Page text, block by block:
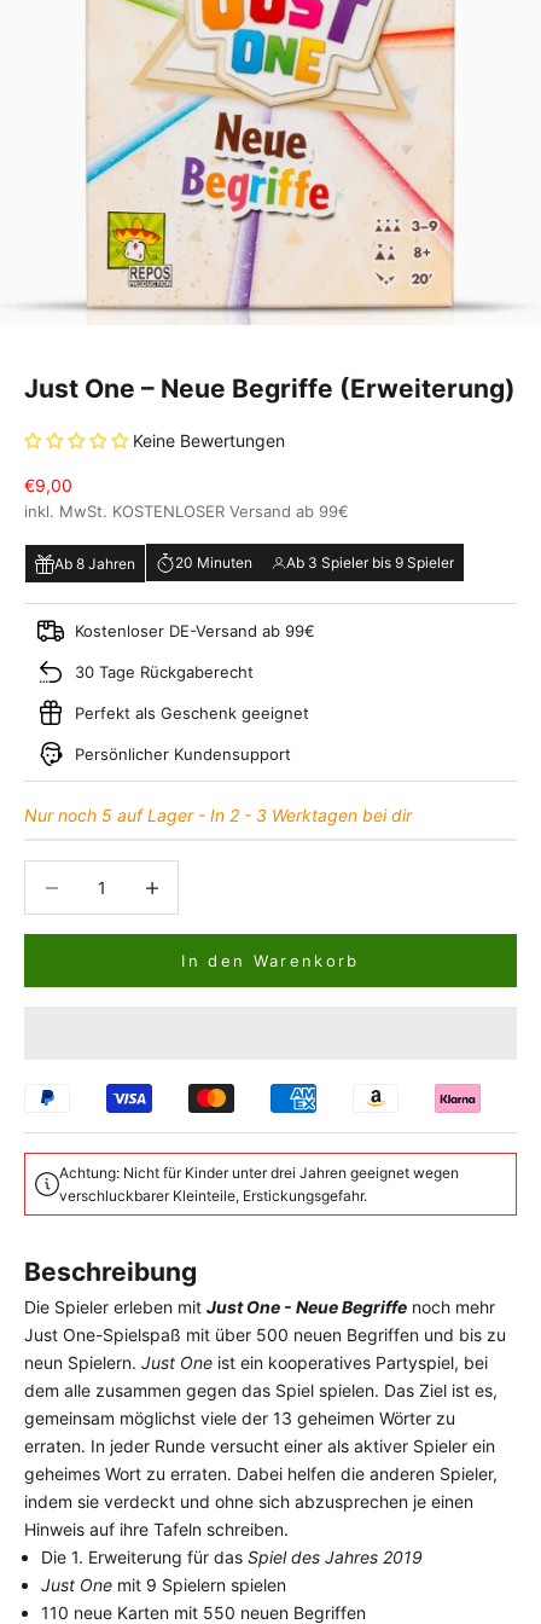
Just One – Neue Begriffe (Erweiterung)
Keine Bewertungen
Angebot
€9,00
inkl. MwSt. KOSTENLOSER Versand ab 99€
Ab 8 Jahren 20 Minuten Ab 3 Spieler bis 9 Spieler
Kostenloser DE-Versand ab 99€
30 Tage Rückgaberecht
Perfekt als Geschenk geeignet
Persönlicher Kundensupport
Nur noch 5 auf Lager - In 2 - 3 Werktagen bei dir
In den Warenkorb
Achtung: Nicht für Kinder unter drei Jahren geeignet wegen
verschluckbarer Kleinteile, Erstickungsgefahr.
Beschreibung
Die Spieler erleben mit Just One - Neue Begriffe noch mehr
Just One-Spielspaß mit über 500 neuen Begriffen und bis zu
neun Spielern. Just One ist ein kooperatives Partyspiel, bei
dem alle zusammen gegen das Spiel spielen. Das Ziel ist es,
gemeinsam möglichst viele der 13 geheimen Wörter zu
erraten. In jeder Runde versucht einer als aktiver Spieler ein
geheimes Wort zu erraten. Dabei helfen die anderen Spieler,
indem sie verdeckt und ohne sich abzusprechen je einen
Hinweis auf ihre Tafeln schreiben.
Die 1. Erweiterung für das Spiel des Jahres 2019
Just One mit 9 Spielern spielen
110 neue Karten mit 550 neuen Begriffen